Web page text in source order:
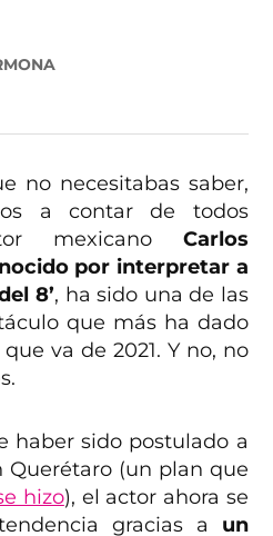
no necesitabas saber,
a contar de todos
mexicano Carlos
por interpretar a
8’, ha sido una de las
que más ha dado
va de 2021. Y no, no
haber sido postulado a
Querétaro (un plan que
hizo), el actor ahora se
gracias a un